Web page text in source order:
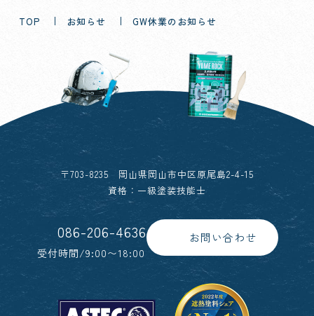
TOP お知らせ GW休業のお知らせ
〒703-8235 岡山県岡山市中区原尾島2-4-15
資格：一級塗装技能士
086-206-4636
受付時間/9:00〜18:00
お問い合わせ